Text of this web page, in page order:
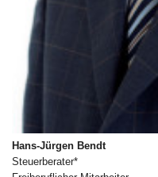
Hans-Jürgen Bendt
Steuerberater*